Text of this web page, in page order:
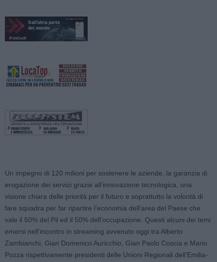
Un impegno di 120 milioni per sostenere le aziende, la garanzia di
erogazione dei servizi grazie all’innovazione tecnologica, una
visione chiara delle priorità per il futuro e soprattutto la volontà di
fare squadra per far ripartire l’economia dell’area del Paese che
vale il 50% del Pil ed il 50% dell’occupazione. Questi alcuni dei temi
emersi nell’incontro in streaming avvenuto oggi tra Alberto
Zambianchi, Gian Domenico Auricchio, Gian Paolo Coscia e Mario
Pozza rispettivamente presidenti delle Unioni Regionali dell’Emilia-